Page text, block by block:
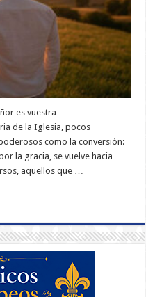
es vuestra
de la Iglesia, pocos
como la conversión:
la gracia, se vuelve hacia
aquellos que …